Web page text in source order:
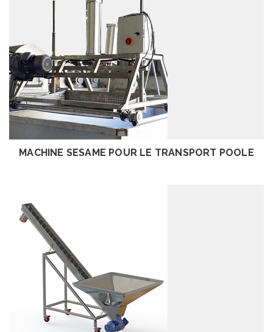
EXAMEN
MACHINE SESAME POUR LE TRANSPORT POOLE
EXAMEN